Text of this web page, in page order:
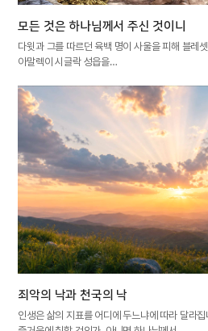
모든 것은 하나님께서 주신 것이니
다윗과 그를 따르던 육백 명이 사울을 피해 블레
아말렉이 시글락 성읍을…
죄악의 낙과 천국의 낙
인생은 삶의 지표를 어디에 두느냐에 따라 달라